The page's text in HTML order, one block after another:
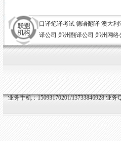
口译笔译考试 德语翻译 澳大利
译公司 郑州翻译公司 郑州网络
业务手机：15093170201/13733846928 业务